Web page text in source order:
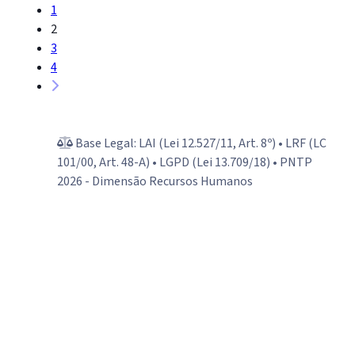
1
2
3
4
Base Legal: LAI (Lei 12.527/11, Art. 8º) • LRF (LC
101/00, Art. 48-A) • LGPD (Lei 13.709/18) • PNTP
2026 - Dimensão Recursos Humanos